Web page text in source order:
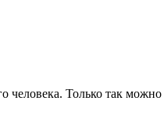
человека. Только так можно